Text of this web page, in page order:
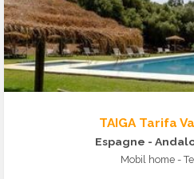
TAIGA Tarifa
Espagne -
Mobil home -